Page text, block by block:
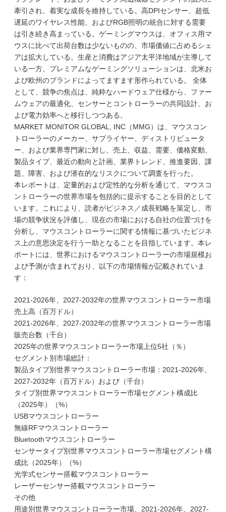
牽引され、着実な成長を維持している。高DPIセンサー、超低
遅延のワイヤレス性能、およびRGB照明の統合に対する需要
は引き続き高まっている。ゲーミングマウスは、オフィス用マ
ウスに比べて出荷台数は少ないものの、市場価値に占めるシェ
アは拡大している。生産と消費はアジア太平洋地域が主導して
いる一方、プレミアムなゲーミングソリューションは、北米お
よび欧州のブランドによってますます形作られている。 全体
として、競争の焦点は、純粋なハードウェア仕様から、ファー
ムウェアの最適化、センサーとコントローラーの共同設計、お
よび電力効率へと移行しつつある。
MARKET MONITOR GLOBAL, INC（MMG）は、マウスコン
トローラーのメーカー、サプライヤー、ディストリビュータ
ー、および業界専門家に対し、売上、収益、需要、価格変動、
製品タイプ、最近の動向と計画、業界トレンド、推進要因、課
題、障害、および潜在的なリスクについて調査を行った。
本レポートは、定量的および定性的な分析を通じて、マウスコ
ントローラーの世界市場を包括的に提示することを目的として
います。これにより、読者がビジネス／成長戦略を策定し、市
場の競争状況を評価し、現在の市場における自社の位置づけを
分析し、マウスコントローラーに関する情報に基づいたビジネ
ス上の意思決定を行う一助となることを目指しています。本レ
ポートには、世界におけるマウスコントローラーの市場規模お
よび予測が含まれており、以下の市場情報が記載されていま
す：
2021-2026年、2027-2032年の世界マウスコントローラー市場
売上高（百万ドル）
2021-2026年、2027-2032年の世界マウスコントローラー市場
販売台数（千台）
2025年の世界マウスコントローラー市場上位5社（％）
セグメント別市場総計：
製品タイプ別世界マウスコントローラー市場：2021-2026年、
2027-2032年（百万ドル）および（千台）
タイプ別世界マウスコントローラー市場セグメント構成比
（2025年）（%）
USBマウスコントローラー
無線RFマウスコントローラー
Bluetoothマウスコントローラー
センサータイプ別世界マウスコントローラー市場セグメント構
成比（2025年）（%）
光学式センサー搭載マウスコントローラー
レーザーセンサー搭載マウスコントローラー
その他
用途別世界マウスコントローラー市場、2021-2026年、2027-